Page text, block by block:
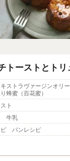
トーストとトリ
ストラヴァージンオリ
蜂蜜（百花蜜）
ト
牛乳
ピ パンレシピ